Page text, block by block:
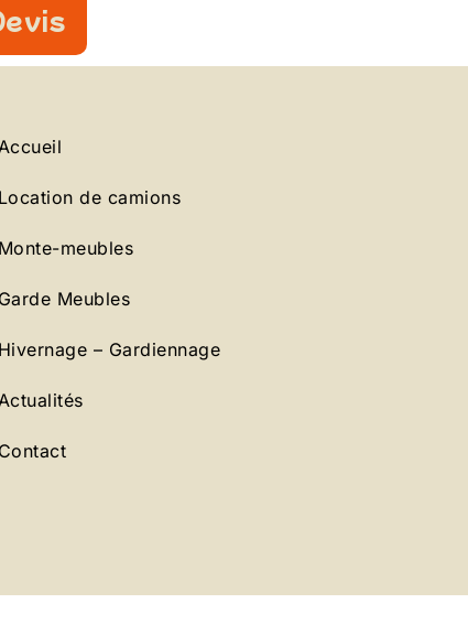
Location de camions
Monte-meubles
Garde Meubles
Hivernage – Gardiennage
Contact